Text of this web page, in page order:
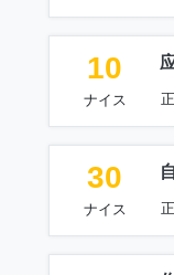
10
ナイス
30
ナイス